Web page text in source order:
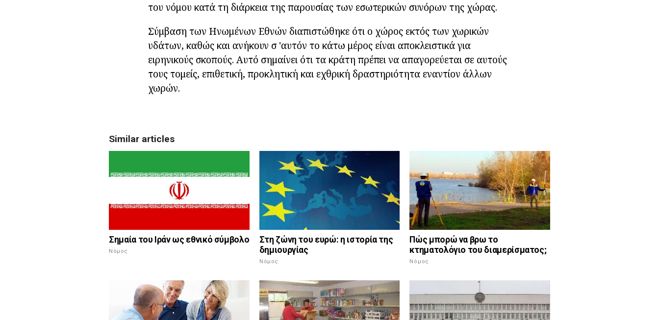
του νόμου κατά τη διάρκεια της παρουσίας των εσωτερικών συνόρων της χώρας.
Σύμβαση των Ηνωμένων Εθνών διαπιστώθηκε ότι ο χώρος εκτός των χωρικών
υδάτων, καθώς και ανήκουν σ 'αυτόν το κάτω μέρος είναι αποκλειστικά για
ειρηνικούς σκοπούς. Αυτό σημαίνει ότι τα κράτη πρέπει να απαγορεύεται σε αυτούς
τους τομείς, επιθετική, προκλητική και εχθρική δραστηριότητα εναντίον άλλων
χωρών.
Similar articles
Σημαία του Ιράν ως εθνικό σύμβολο
Νόμος
Στη ζώνη του ευρώ: η ιστορία της
δημιουργίας
Νόμος
Πώς μπορώ να βρω το
κτηματολόγιο του διαμερίσματος;
Νόμος